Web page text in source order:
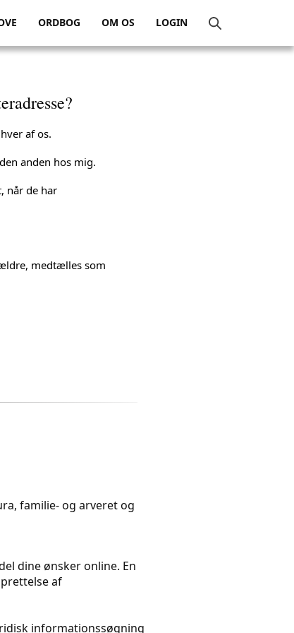
ORDBOG OM OS LOGIN
af os.
anden hos mig.
når de har
medtælles som
familie- og arveret og
dine ønsker online. En
af
informationssøgning